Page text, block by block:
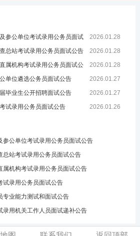
参公单位考试录用公务员面试
2026.01.28
总站考试录用公务员面试公告
2026.01.28
属机构考试录用公务员面试公
2026.01.28
单位遴选公务员面试公告
2026.01.27
毕业生公开招聘面试公告
2026.01.27
试录用公务员面试公告
2026.01.26
公单位考试录用公务员面试公告
站考试录用公务员面试公告
机构考试录用公务员面试公告
试录用公务员面试公告
专业能力测试和面试公告
用机关工作人员面试递补公告